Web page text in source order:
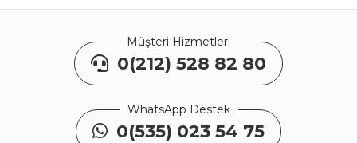
Müşteri Hizmetleri
0(212) 528 82 80
WhatsApp Destek
0(535) 023 54 75